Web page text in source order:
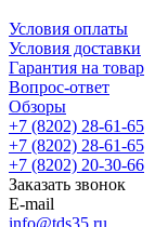
Условия оплаты
Условия доставки
Гарантия на товар
Вопрос-ответ
Обзоры
+7 (8202) 28‑61-65
+7 (8202) 28‑61-65
+7 (8202) 20‑30-66
Заказать звонок
E-mail
info@tds35.ru